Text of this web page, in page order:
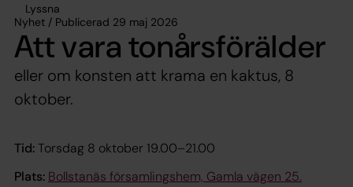
Lyssna
Nyhet / Publicerad 29 maj 2026
Att vara tonårsförälder
eller om konsten att krama en kaktus, 8
oktober.
Tid:Torsdag 8 oktober 19.00–21.00
Plats: Bollstanäs församlingshem, Gamla vägen 25.